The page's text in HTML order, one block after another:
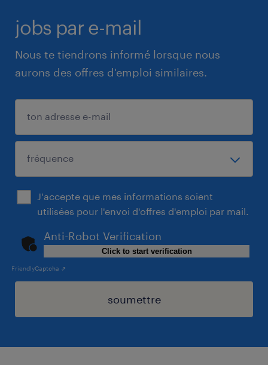
jobs par e-mail
Nous te tiendrons informé lorsque nous
aurons des offres d'emploi similaires.
J'accepte que mes informations soient
utilisées pour l'envoi d'offres d'emploi par mail.
Anti-Robot Verification
Click to start verification
FriendlyCaptcha ⇗
soumettre